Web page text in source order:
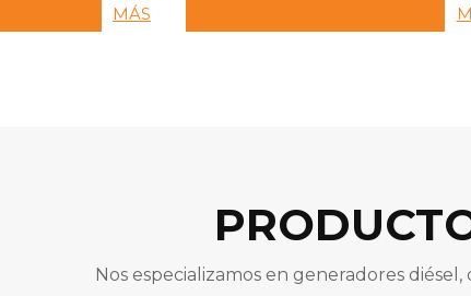
MÁS
rendimiento y durabilidad.
Nos especializamos en generadores